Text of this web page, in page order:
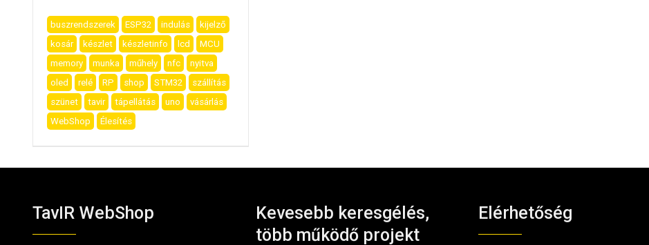
buszrendszerek ESP32 indulás
kijelző
kosár
készlet készletinfo lcd
MCU
memory
munka műhely nfc
nyitva
oled
relé RP shop STM32
szállítás
szünet
tavir tápellátás uno
vásárlás
WebShop
Élesítés
TavIR WebShop
Kevesebb keresgélés,
több működő projekt
Elérhetőség